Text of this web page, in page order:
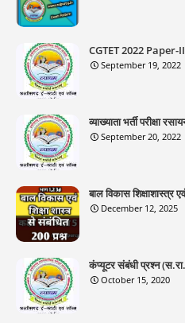
CGTET 2022
September 19, 2022
व्याख्याता भर्ती परीक्षा
September 20, 2022
बाल विकास शिक्षाशास्त्र
December 12, 2025
कंप्यूटर संबंधी प्रश्न
October 15, 2020